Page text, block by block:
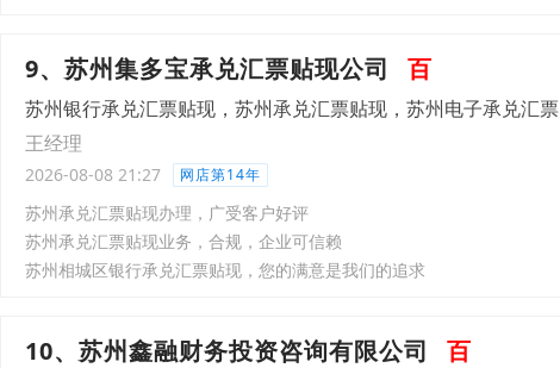
9、苏州集多宝承兑汇票贴现公司 百
苏州银行承兑汇票贴现，苏州承兑汇票贴现，苏州电子承兑汇票
王经理
2026-08-08 21:27 网店第14年
苏州承兑汇票贴现办理，广受客户好评
苏州承兑汇票贴现业务，合规，企业可信赖
苏州相城区银行承兑汇票贴现，您的满意是我们的追求
10、苏州鑫融财务投资咨询有限公司 百